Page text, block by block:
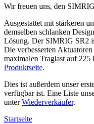
Wir freuen uns, den
Ausgestattet mit stärkeren
demselben schlanken
Lösung. Der SIMRIG SR2
Die verbesserten
maximalen Traglast auf 225
Produktseite.
Dies ist außerdem unser
verfügbar ist. Eine Liste
unterWiederverkäufer.
Startseite